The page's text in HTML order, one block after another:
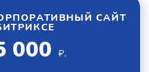
САЙТ
000 ₽.